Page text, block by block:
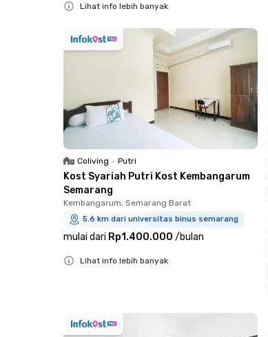
Lihat info lebih banyak
Coliving • Putri
Kost Syariah Putri Kost Kembangarum
Semarang
Kembangarum, Semarang Barat
5.6 km dari universitas binus semarang
mulai dari Rp1.400.000 /bulan
Lihat info lebih banyak